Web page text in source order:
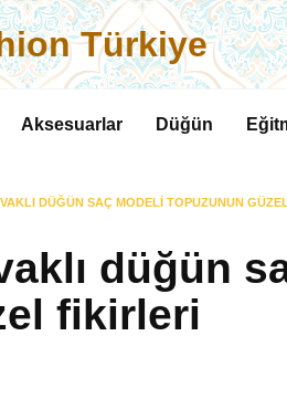
Türkiye
Aksesuarlar Düğün
DÜĞÜN SAÇ MODELI TOPUZUNUN
düğün
fikirleri